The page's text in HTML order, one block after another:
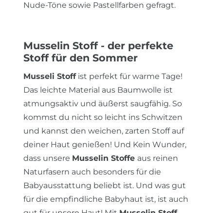
Nude-Töne sowie Pastellfarben gefragt.
Musselin Stoff - der perfekte
Stoff für den Sommer
Musseli Stoffist perfekt für warme Tage!
Das leichte Material aus Baumwolle ist
atmungsaktiv und äußerst saugfähig. So
kommst du nicht so leicht ins Schwitzen
und kannst den weichen, zarten Stoff auf
deiner Haut genießen! Und Kein Wunder,
dass unsere Musselin Stoffe aus reinen
Naturfasern auch besonders für die
Babyausstattung beliebt ist. Und was gut
für die empfindliche Babyhaut ist, ist auch